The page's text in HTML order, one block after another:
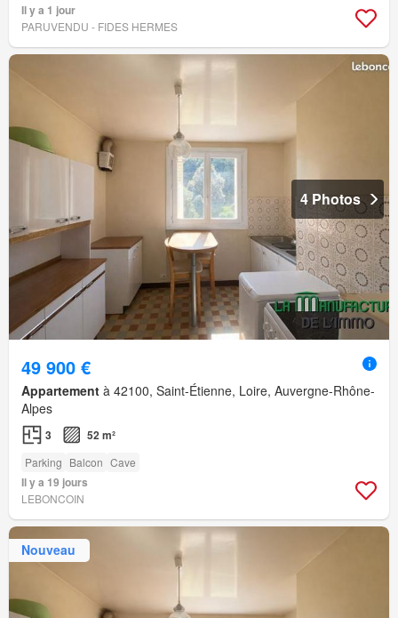
Il y a 1 jour
PARUVENDU - FIDES HERMES
4 Photos
49 900 €
Appartement à 42100, Saint-Étienne, Loire, Auvergne-Rhône-
Alpes
3 52 m²
Parking Balcon Cave
Il y a 19 jours
LEBONCOIN
Nouveau